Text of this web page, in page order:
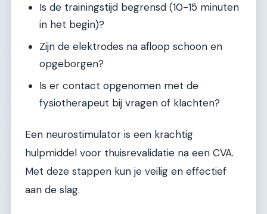
Is de trainingstijd begrensd (10-15 minuten
in het begin)?
Zijn de elektrodes na afloop schoon en
opgeborgen?
Is er contact opgenomen met de
fysiotherapeut bij vragen of klachten?
Een neurostimulator is een krachtig
hulpmiddel voor thuisrevalidatie na een CVA.
Met deze stappen kun je veilig en effectief
aan de slag.